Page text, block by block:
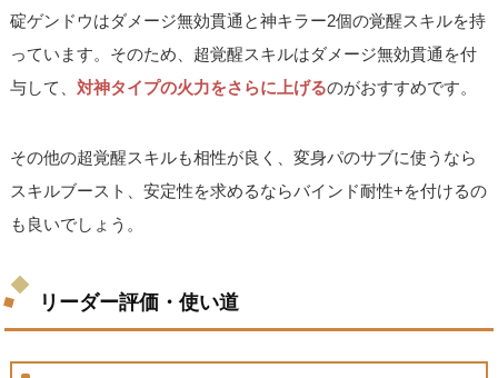
碇ゲンドウはダメージ無効貫通と神キラー2個の覚醒スキルを持
っています。そのため、超覚醒スキルはダメージ無効貫通を付
与して、対神タイプの火力をさらに上げるのがおすすめです。
その他の超覚醒スキルも相性が良く、変身パのサブに使うなら
スキルブースト、安定性を求めるならバインド耐性+を付けるの
も良いでしょう。
リーダー評価・使い道